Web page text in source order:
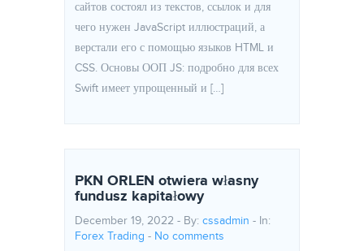
сайтов состоял из текстов, ссылок и для
чего нужен JavaScript иллюстраций, а
верстали его с помощью языков HTML и
CSS. Основы ООП JS: подробно для всех
Swift имеет упрощенный и […]
PKN ORLEN otwiera własny
fundusz kapitałowy
December 19, 2022 - By: cssadmin - In:
Forex Trading - No comments